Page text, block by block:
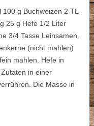
g Buchweizen 2 TL
25 g Hefe 1/2 Liter
3/4 Tasse Leinsamen,
(nicht mahlen)
mahlen. Hefe in
in einer
Die Masse in